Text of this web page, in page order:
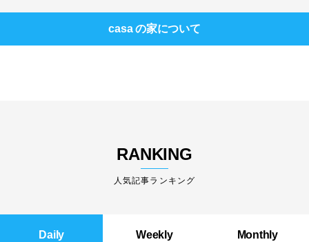
casa の家について
RANKING
人気記事ランキング
Daily Weekly Monthly